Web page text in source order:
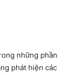
những phần
phát hiện các